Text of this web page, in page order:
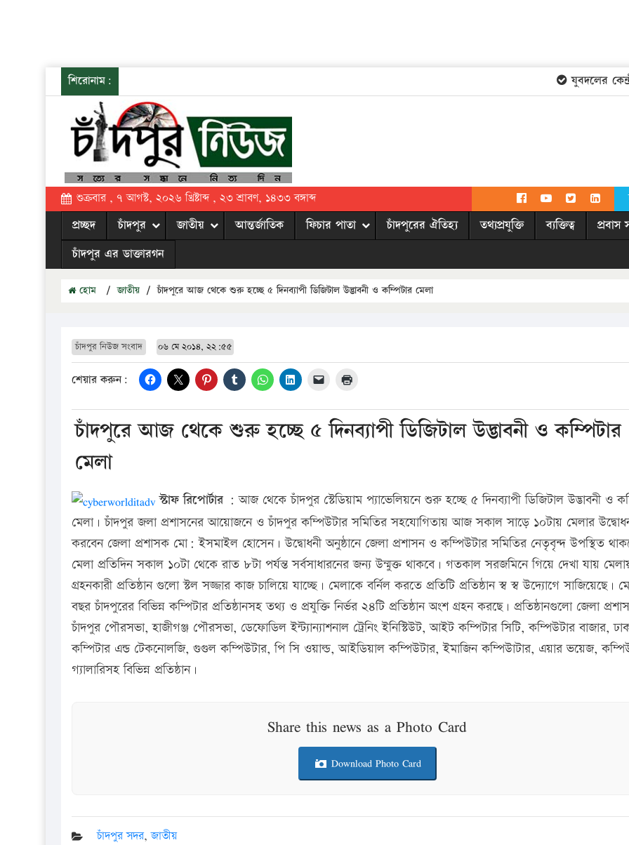
শিরোনাম: যুবদলের
শুক্রবার , ৭ আগস্ট, ২০২৬ খ্রিষ্টাব্দ , ২৩ শ্রাবণ, ১৪৩৩ বঙ্গাব্দ
প্রচ্ছদ চাঁদপুর জাতীয় আন্তর্জাতিক ফিচার পাতা চাঁদপুরের ঐতিহ্য তথ্যপ্রযুক্তি ব্যক্তিত্ব প্রবাস
চাঁদপুর এর ডাক্তারগন
হোম / জাতীয় / চাঁদপুরে আজ থেকে শুরু হচ্ছে ৫ দিনব্যাপী ডিজিটাল উদ্ভাবনী ও কম্পিটার মেলা
চাঁদপুর নিউজ সংবাদ ০৬ মে ২০১৪, ২২:৫৫
শেয়ার করুন:
চাঁদপুরে আজ থেকে শুরু হচ্ছে ৫ দিনব্যাপী ডিজিটাল উদ্ভাবনী ও কম্পিটার
মেলা
স্টাফ রিপোর্টার : আজ থেকে চাঁদপুর স্টেডিয়াম প্যাভেলিয়নে শুরু হচ্ছে ৫ দিনব্যাপী ডিজিটাল উদ্ভাবনী ও
মেলা। চাঁদপুর জলা প্রশাসনের আয়োজনে ও চাঁদপুর কম্পিউটার সমিতির সহযোগিতায় আজ সকাল সাড়ে ১০টায় মেলার
করবেন জেলা প্রশাসক মো: ইসমাইল হোসেন। উদ্বোধনী অনুষ্ঠানে জেলা প্রশাসন ও কম্পিউটার সমিতির নেতৃবৃন্দ উপস্থিত
মেলা প্রতিদিন সকাল ১০টা থেকে রাত ৮টা পর্যন্ত সর্বসাধারনের জন্য উন্মুক্ত থাকবে। গতকাল সরজমিনে গিয়ে দেখা যায়
গ্রহনকারী প্রতিষ্ঠান গুলো স্টল সজ্জার কাজ চালিয়ে যাচ্ছে। মেলাকে বর্নিল করতে প্রতিটি প্রতিষ্ঠান স্ব স্ব উদ্যোগে সাজিয়েছে।
বছর চাঁদপুরের বিভিন্ন কম্পিটার প্রতিষ্ঠানসহ তথ্য ও প্রযুক্তি নির্ভর ২৪টি প্রতিষ্ঠান অংশ গ্রহন করছে। প্রতিষ্ঠানগুলো জেলা
চাঁদপুর পৌরসভা, হাজীগঞ্জ পৌরসভা, ডেফোডিল ইন্ট্যান্যাশনাল ট্রেনিং ইনিস্টিউট, আইট কম্পিটার সিটি, কম্পিউটার বাজার,
কম্পিটার এন্ড টেকনোলজি, গুগুল কম্পিউটার, পি সি ওয়াল্ড, আইডিয়াল কম্পিউটার, ইমাজিন কম্পিউাটার, এয়ার ভয়েজ,
গ্যালারিসহ বিভিন্ন প্রতিষ্ঠান।
Share this news as a Photo Card
Download Photo Card
চাঁদপুর সদর,জাতীয়